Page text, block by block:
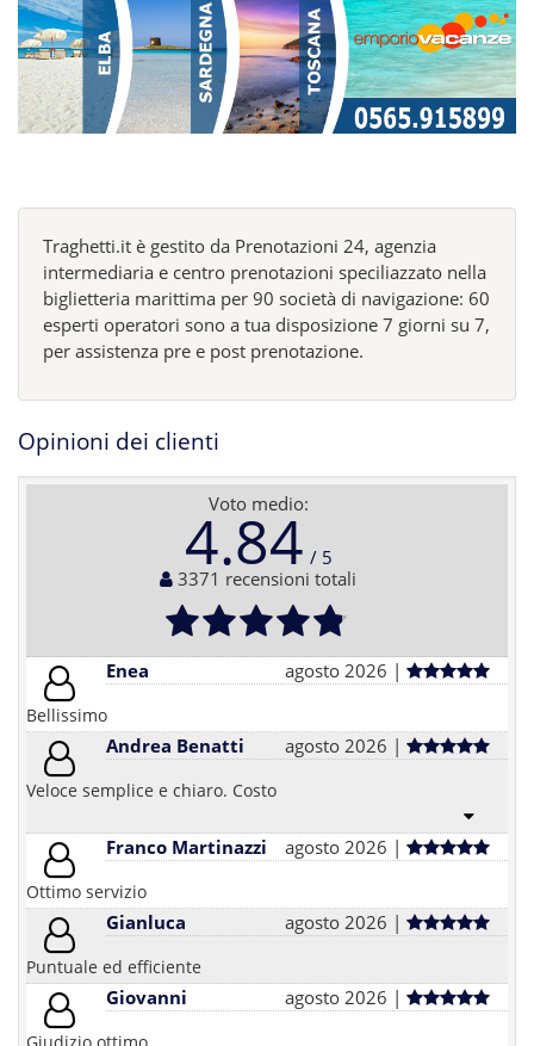
Traghetti.it è gestito da Prenotazioni 24, agenzia
intermediaria e centro prenotazioni speciliazzato nella
biglietteria marittima per 90 società di navigazione: 60
esperti operatori sono a tua disposizione 7 giorni su 7,
per assistenza pre e post prenotazione.
Opinioni dei clienti
Voto medio:
4.84
3371 recensioni totali
Enea agosto 2026 |
Bellissimo
Andrea Benatti agosto 2026 |
Veloce semplice e chiaro. Costo
Franco Martinazzi agosto 2026 |
Ottimo servizio
Gianluca agosto 2026 |
Puntuale ed efficiente
Giovanni agosto 2026 |